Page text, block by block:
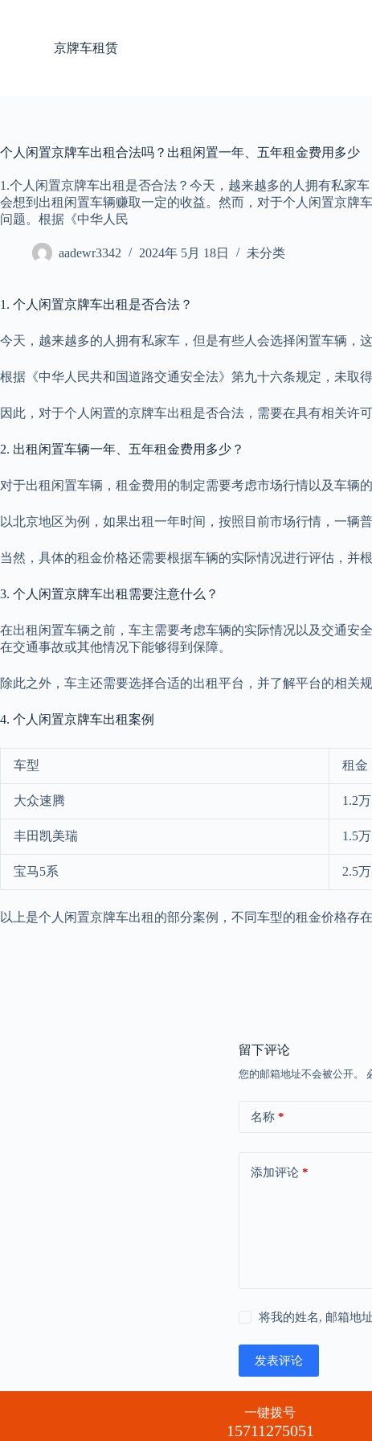
京牌车租赁
个人闲置京牌车出租合法吗？出租闲置一年、五年租金费用多少
1.个人闲置京牌车出租是否合法？今天，越来越多的人拥有私家
会想到出租闲置车辆赚取一定的收益。然而，对于个人闲置京牌
问题。根据《中华人民
aadewr3342 2024年 5月 18日 未分类
1. 个人闲置京牌车出租是否合法？
今天，越来越多的人拥有私家车，但是有些人会选择闲置车辆，
根据《中华人民共和国道路交通安全法》第九十六条规定，未取
因此，对于个人闲置的京牌车出租是否合法，需要在具有相关许
2. 出租闲置车辆一年、五年租金费用多少？
对于出租闲置车辆，租金费用的制定需要考虑市场行情以及车辆
以北京地区为例，如果出租一年时间，按照目前市场行情，一辆
当然，具体的租金价格还需要根据车辆的实际情况进行评估，并
3. 个人闲置京牌车出租需要注意什么？
在出租闲置车辆之前，车主需要考虑车辆的实际情况以及交通安
在交通事故或其他情况下能够得到保障。
除此之外，车主还需要选择合适的出租平台，并了解平台的相关
4. 个人闲置京牌车出租案例
车型 租金
大众速腾 1.2
丰田凯美瑞 1.5
宝马5系 2.5
以上是个人闲置京牌车出租的部分案例，不同车型的租金价格存
留下评论
您的邮箱地址不会被公开。
名称 *
添加评论 *
将我的姓名, 邮箱地
发表评论
一键拨号
15711275051